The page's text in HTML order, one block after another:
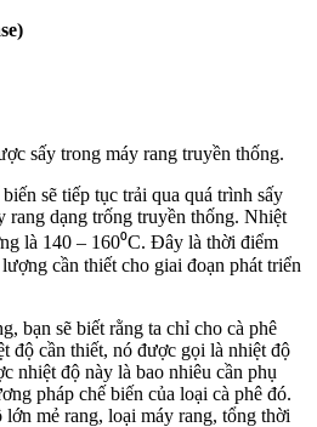
sấy trong máy rang truyền thống.
sẽ tiếp tục trải qua quá trình sấy
rang dạng trống truyền thống. Nhiệt
là 140 – 160⁰C. Đây là thời điểm
cần thiết cho giai đoạn phát triển
bạn sẽ biết rằng ta chỉ cho cà phê
độ cần thiết, nó được gọi là nhiệt độ
nhiệt độ này là bao nhiêu cần phụ
pháp chế biến của loại cà phê đó.
mẻ rang, loại máy rang, tổng thời